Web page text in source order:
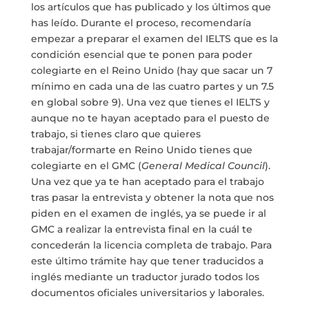
los artículos que has publicado y los últimos que
has leído. Durante el proceso, recomendaría
empezar a preparar el examen del IELTS que es la
condición esencial que te ponen para poder
colegiarte en el Reino Unido (hay que sacar un 7
mínimo en cada una de las cuatro partes y un 7.5
en global sobre 9). Una vez que tienes el IELTS y
aunque no te hayan aceptado para el puesto de
trabajo, si tienes claro que quieres
trabajar/formarte en Reino Unido tienes que
colegiarte en el GMC (General Medical Council).
Una vez que ya te han aceptado para el trabajo
tras pasar la entrevista y obtener la nota que nos
piden en el examen de inglés, ya se puede ir al
GMC a realizar la entrevista final en la cuál te
concederán la licencia completa de trabajo. Para
este último trámite hay que tener traducidos a
inglés mediante un traductor jurado todos los
documentos oficiales universitarios y laborales.